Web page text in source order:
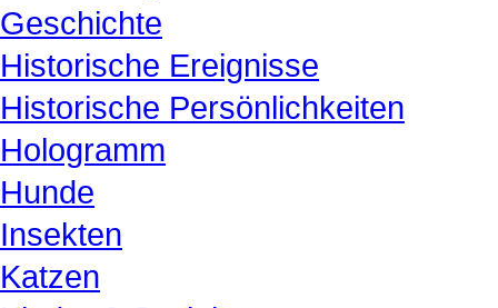
Geschichte
Historische Ereignisse
Historische Persönlichkeiten
Hologramm
Hunde
Insekten
Katzen